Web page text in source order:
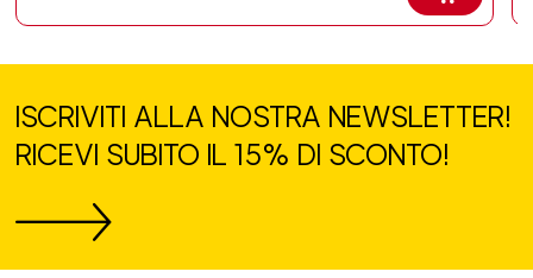
ISCRIVITI ALLA NOSTRA NEWSLETTER!
RICEVI SUBITO IL 15% DI SCONTO!